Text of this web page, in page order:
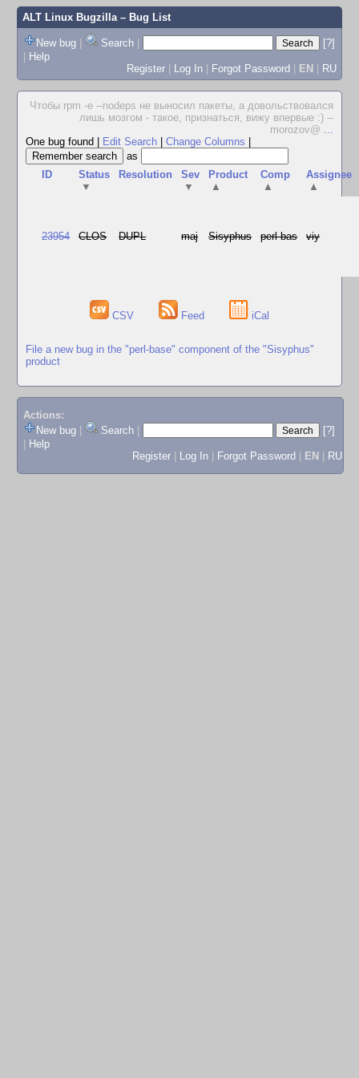
ALT Linux Bugzilla– Bug List
New bug | Search |
[?]
| Help
Register | Log In | Forgot Password | EN | RU
Чтобы rpm -e --nodeps не выносил пакеты, а довольствовался
лишь мозгом - такое, признаться, вижу впервые :) --
morozov@ ...
One bug found
Edit Search Change Columns
as
ID
Status
▼
Resolution
Sev
▼
Product
▲
Comp
▲
Assignee
▲
23954 CLOS DUPL maj Sisyphus perl-bas viy
CSV Feed iCal
File a new bug in the "perl-base" component of the "Sisyphus"
product
Actions:
New bug
Search
[?]
Help
Register
Log In Forgot Password EN RU